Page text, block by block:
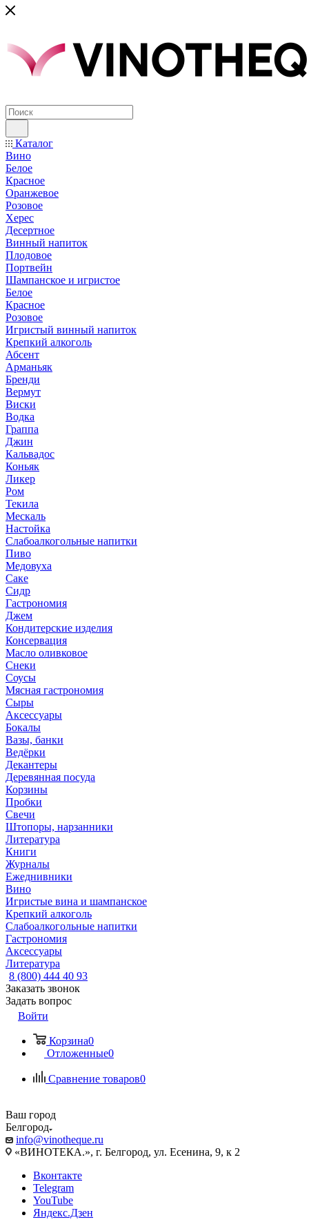
Каталог
Вино
Белое
Красное
Оранжевое
Розовое
Херес
Десертное
Винный напиток
Плодовое
Портвейн
Шампанское и игристое
Белое
Красное
Розовое
Игристый винный напиток
Крепкий алкоголь
Абсент
Арманьяк
Бренди
Вермут
Виски
Водка
Граппа
Джин
Кальвадос
Коньяк
Ликер
Ром
Текила
Мескаль
Настойка
Слабоалкогольные напитки
Пиво
Медовуха
Саке
Сидр
Гастрономия
Джем
Кондитерские изделия
Консервация
Масло оливковое
Снеки
Соусы
Мясная гастрономия
Сыры
Аксессуары
Бокалы
Вазы, банки
Ведёрки
Декантеры
Деревянная посуда
Корзины
Пробки
Свечи
Штопоры, нарзанники
Литература
Книги
Журналы
Ежеднивники
Вино
Игристые вина и шампанское
Крепкий алкоголь
Слабоалкогольные напитки
Гастрономия
Аксессуары
Литература
8 (800) 444 40 93
Заказать звонок
Задать вопрос
Войти
Корзина0
Отложенные0
Сравнение товаров0
Ваш город
Белгород
info@vinotheque.ru
«ВИНОТЕКА.», г. Белгород, ул. Есенина, 9, к 2
Вконтакте
Telegram
YouTube
Яндекс.Дзен